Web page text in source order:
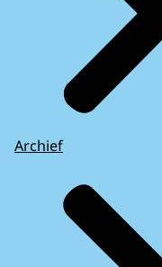
Archief